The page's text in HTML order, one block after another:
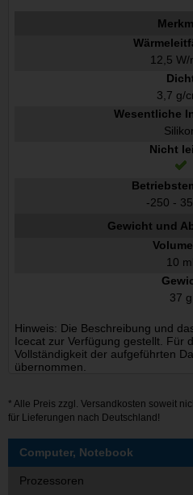
12,5 W/
3,7 g/
Wesentliche
Nicht
-250 -
Gewicht und
10 ml
37 g
Hinweis: Die Beschreibung und
Icecat zur Verfügung gestellt. Für
Vollständigkeit der aufgeführten
übernommen.
* Alle Preis zzgl. Versandkosten soweit
für Lieferungen nach Deutschland!
Computer, Notebook
Prozessoren